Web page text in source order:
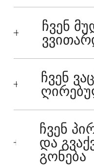
ჩვენ
ჩვენ
ჩვენ
და
გონება